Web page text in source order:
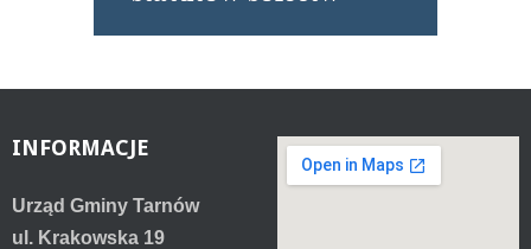
INFORMACJE
Urząd Gminy Tarnów
ul. Krakowska 19